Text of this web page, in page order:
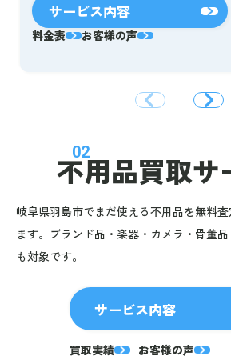
サービス内容
料金表 お客様の声
02
不用品買取サ
岐阜県羽島市でまだ使える不用品を無料
ます。ブランド品・楽器・カメラ・骨董
も対象です。
サービス内容
買取実績 お客様の声